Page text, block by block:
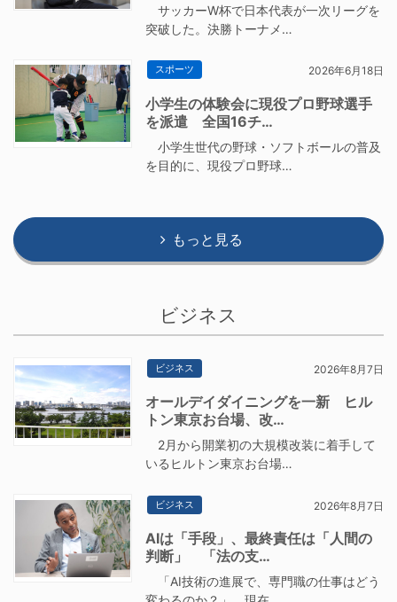
サッカーW杯で日本代表が一次リーグを
突破した。決勝トーナメ…
スポーツ 2026年6月18日
小学生の体験会に現役プロ野球選手
を派遣 全国16チ…
小学生世代の野球・ソフトボールの普及
を目的に、現役プロ野球…
もっと見る
ビジネス
ビジネス 2026年8月7日
オールデイダイニングを一新 ヒル
トン東京お台場、改…
2月から開業初の大規模改装に着手して
いるヒルトン東京お台場…
ビジネス 2026年8月7日
AIは「手段」、最終責任は「人間の
判断」 「法の支…
「AI技術の進展で、専門職の仕事はどう